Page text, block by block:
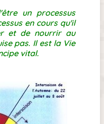
un processus
en cours qu'il
et de nourrir au
pas. Il est la Vie
vital.